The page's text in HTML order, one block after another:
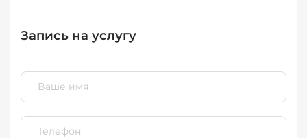
Запись на услугу